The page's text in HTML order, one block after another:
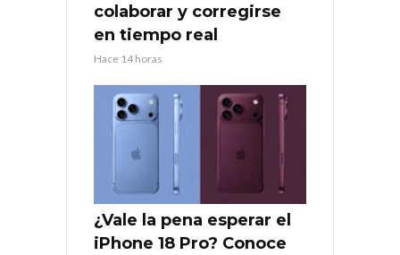
colaborar y corregirse
en tiempo real
Hace 14 horas
¿Vale la pena esperar el
iPhone 18 Pro? Conoce